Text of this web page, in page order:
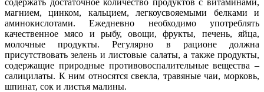
магнием, цинком, кальцием, легкоусвояемыми белками и
аминокислотами. Ежедневно необходимо употреблять
качественное мясо и рыбу, овощи, фрукты, печень, яйца,
молочные продукты. Регулярно в рационе должна
присутствовать зелень и листовые салаты, а также продукты,
содержащие природные противовоспалительные вещества –
салицилаты. К ним относятся свекла, травяные чаи, морковь,
шпинат, сок и листья малины.